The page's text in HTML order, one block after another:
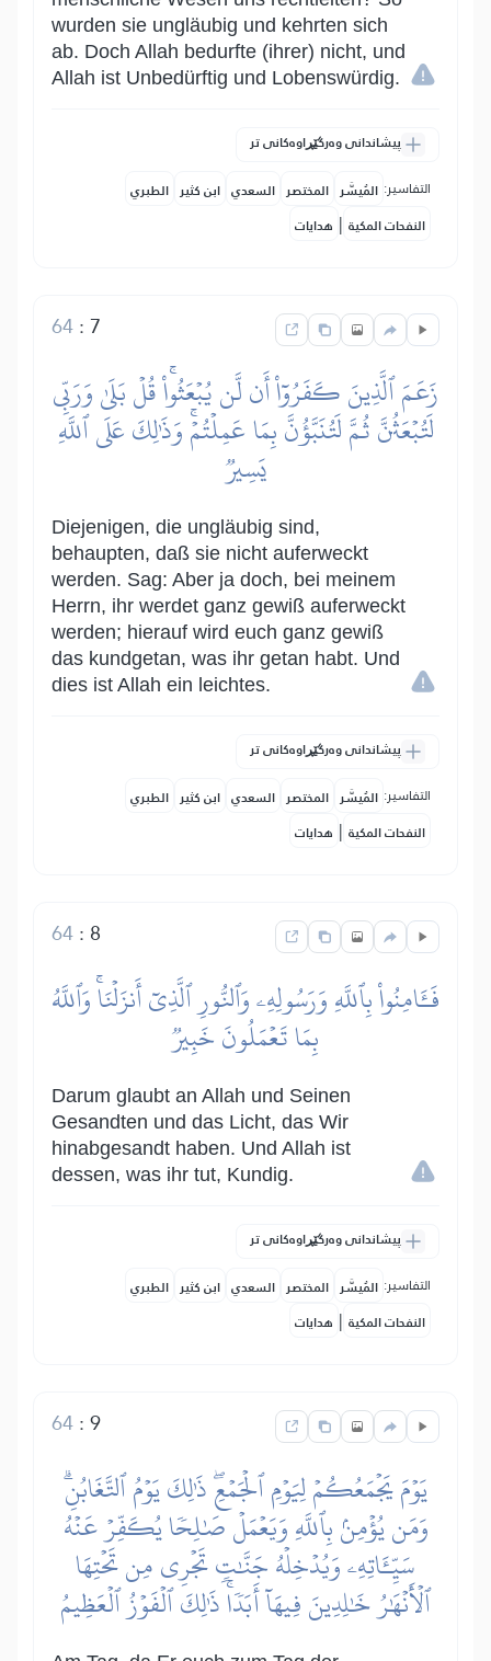
wurden sie ungläubig und kehrten sich
ab. Doch Allah bedurfte (ihrer) nicht, und
Allah ist Unbedürftig und Lobenswürdig.
پیشاندانی وەرگێڕاوەکانی تر
التفاسير: المُيسَّر المختصر السعدي ابن كثير الطبري
النفحات المكية | هدايات
7
:
64
زَعَمَ ٱلَّذِينَ كَفَرُوٓاْ أَن لَّن يُبۡعَثُواْۚ قُلۡ بَلَىٰ وَرَبِّي
لَتُبۡعَثُنَّ ثُمَّ لَتُنَبَّؤُنَّ بِمَا عَمِلۡتُمۡۚ وَذَٰلِكَ عَلَى ٱللَّهِ
يَسِيرٞ
Diejenigen, die ungläubig sind,
behaupten, daß sie nicht auferweckt
werden. Sag: Aber ja doch, bei meinem
Herrn, ihr werdet ganz gewiß auferweckt
werden; hierauf wird euch ganz gewiß
das kundgetan, was ihr getan habt. Und
dies ist Allah ein leichtes.
پیشاندانی وەرگێڕاوەکانی تر
التفاسير: المُيسَّر المختصر السعدي ابن كثير الطبري
النفحات المكية | هدايات
8
:
64
فَـَٔامِنُواْ بِٱللَّهِ وَرَسُولِهِۦ وَٱلنُّورِ ٱلَّذِيٓ أَنزَلۡنَاۚ وَٱللَّهُ
بِمَا تَعۡمَلُونَ خَبِيرٞ
Darum glaubt an Allah und Seinen
Gesandten und das Licht, das Wir
hinabgesandt haben. Und Allah ist
dessen, was ihr tut, Kundig.
پیشاندانی وەرگێڕاوەکانی تر
التفاسير: المُيسَّر المختصر السعدي ابن كثير الطبري
النفحات المكية | هدايات
9
:
64
يَوۡمَ يَجۡمَعُكُمۡ لِيَوۡمِ ٱلۡجَمۡعِۖ ذَٰلِكَ يَوۡمُ ٱلتَّغَابُنِۗ
وَمَن يُؤۡمِنۢ بِٱللَّهِ وَيَعۡمَلۡ صَٰلِحٗا يُكَفِّرۡ عَنۡهُ
سَيِّـَٔاتِهِۦ وَيُدۡخِلۡهُ جَنَّٰتٖ تَجۡرِي مِن تَحۡتِهَا
ٱلۡأَنۡهَٰرُ خَٰلِدِينَ فِيهَآ أَبَدٗاۚ ذَٰلِكَ ٱلۡفَوۡزُ ٱلۡعَظِيمُ